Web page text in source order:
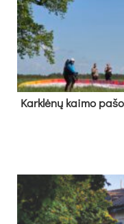
Kark­lė­nų kai­mo